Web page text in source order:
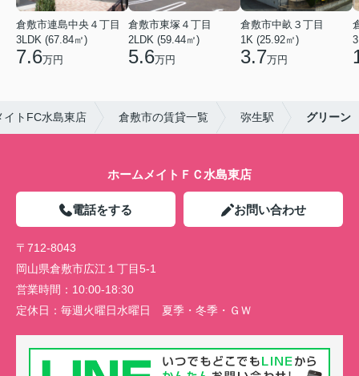
倉敷市連島中央４丁目
3LDK (67.84㎡)
7.6万円
倉敷市東塚４丁目
2LDK (59.44㎡)
5.6万円
倉敷市中畝３丁目
1K (25.92㎡)
3.7万円
イトFC水島東店 倉敷市の賃貸一覧 弥生駅 グリーン
ホームメイトＦＣ水島東店
電話をする お問い合わせ
〒712-8043
岡山県倉敷市広江１丁目5-1
営業時間： 10:00-18:30
定休日： 毎週火曜日水曜日 夏季・冬季・ＧＷ